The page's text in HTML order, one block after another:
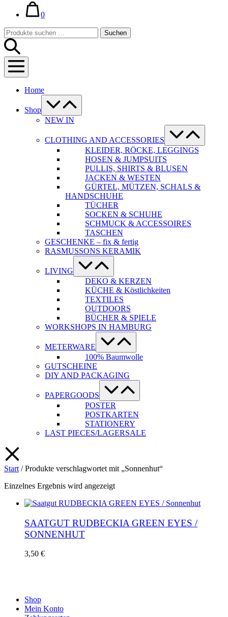
Warenkorb
0im
Suche-
Schalter
Suchen
nach:
Suchen
Menü-
Schalter
Home
Shop
Menü-
Schalter
NEW IN
CLOTHING AND ACCESSORIES
Menü-
Schalter
KLEIDER, RÖCKE, LEGGINGS
HOSEN & JUMPSUITS
PULLIS, SHIRTS & BLUSEN
JACKEN & WESTEN
GÜRTEL, MÜTZEN, SCHALS &
HANDSCHUHE
TÜCHER
SOCKEN & SCHUHE
SCHMUCK & ACCESSOIRES
TASCHEN
GESCHENKE – fix & fertig
RASMUSSONS KERAMIK
LIVING
Menü-
Schalter
DEKO & KERZEN
KÜCHE & Köstlichkeiten
TEXTILES
OUTDOORS
BÜCHER & SPIELE
WORKSHOPS IN HAMBURG
METERWARE
Menü-
Schalter
100% Baumwolle
GUTSCHEINE
DIY AND PACKAGING
PAPERGOODS
Menü-
Schalter
POSTER
POSTKARTEN
STATIONERY
LAST PIECES/LAGERSALE
Start / Produkte verschlagwortet mit „Sonnenhut“
Einzelnes Ergebnis wird angezeigt
SAATGUT RUDBECKIA GREEN EYES /
SONNENHUT
3,50 €
Shop
Mein Konto